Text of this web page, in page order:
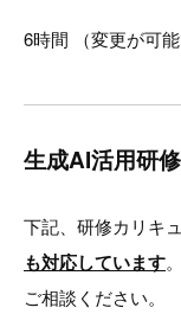
6時間 （変更が可能
生成AI活用研
下記、研修カリキ
も対応しています
ご相談ください。